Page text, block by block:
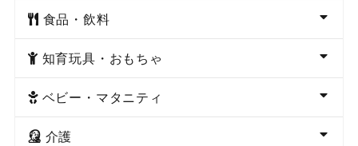
食品・飲料
知育玩具・おもちゃ
ベビー・マタニティ
介護